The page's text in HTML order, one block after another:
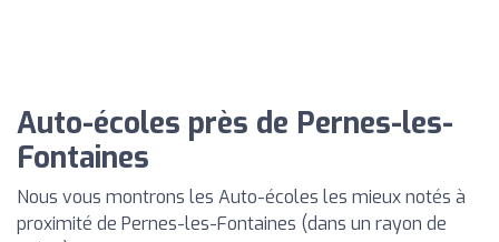
Auto-écoles près de Pernes-les-
Fontaines
Nous vous montrons les Auto-écoles les mieux notés à
proximité de Pernes-les-Fontaines (dans un rayon de